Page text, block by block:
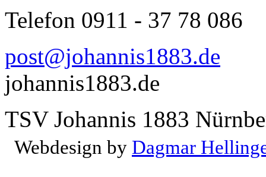
Telefon 0911 - 37 78 086
post@johannis1883.de
johannis1883.de
TSV Johannis 1883
Webdesign by Dagmar